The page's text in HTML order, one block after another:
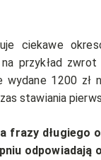
ciekawe
przykład
wydane 1200 zł
stawiania
frazy długiego
odpowiadają